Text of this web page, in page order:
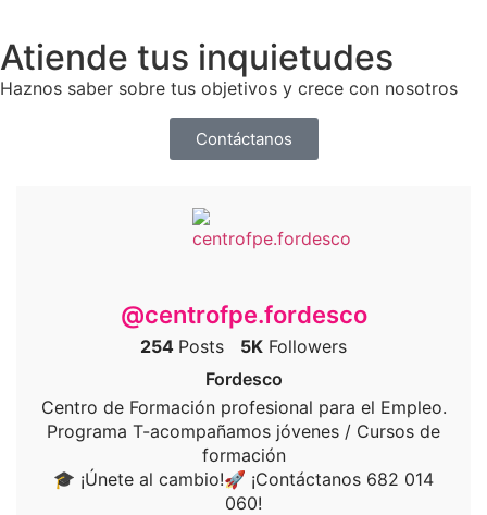
Atiende tus inquietudes
Haznos saber sobre tus objetivos y crece con nosotros
Contáctanos
@centrofpe.fordesco
254 Posts 5K Followers
Fordesco
Centro de Formación profesional para el Empleo.
Programa T-acompañamos jóvenes / Cursos de
formación
🎓 ¡Únete al cambio!🚀 ¡Contáctanos 682 014
060!